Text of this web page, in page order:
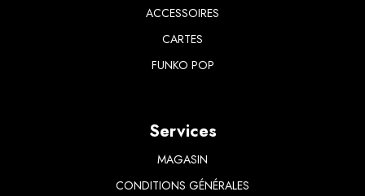
ACCESSOIRES
CARTES
FUNKO POP
Services
MAGASIN
CONDITIONS GÉNÉRALES